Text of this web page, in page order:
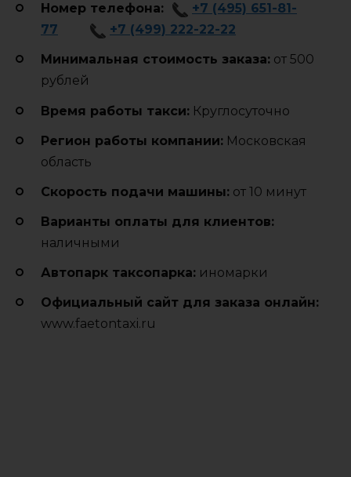
Номер телефона:
+7 (495) 651-81-
77
+7 (499) 222-22-22
Минимальная стоимость заказа: от 500
рублей
Время работы такси: Круглосуточно
Регион работы компании: Московская
область
Cкорость подачи машины: от 10 минут
Варианты оплаты для клиентов:
наличными
Автопарк таксопарка: иномарки
Официальный сайт для заказа онлайн:
www.faetontaxi.ru